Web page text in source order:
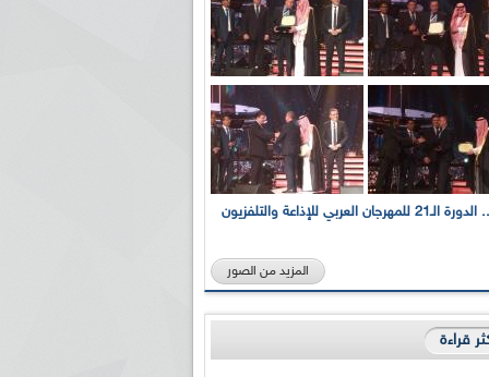
بالصور... الدورة الـ21 للمهرجان العربي للإذاعة والتلفزيون
المزيد من الصور
قراءة